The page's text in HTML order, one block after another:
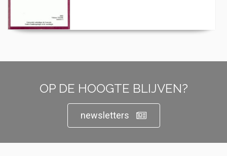
OP DE HOOGTE BLIJVEN?
newsletters